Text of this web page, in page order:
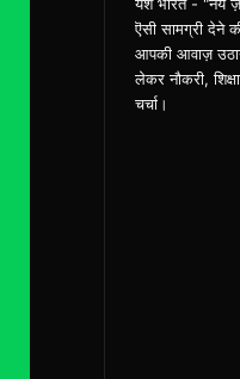
ऎसी सामग्री
आपकी आवाज़
लेकर नौकरी,
चर्चा।